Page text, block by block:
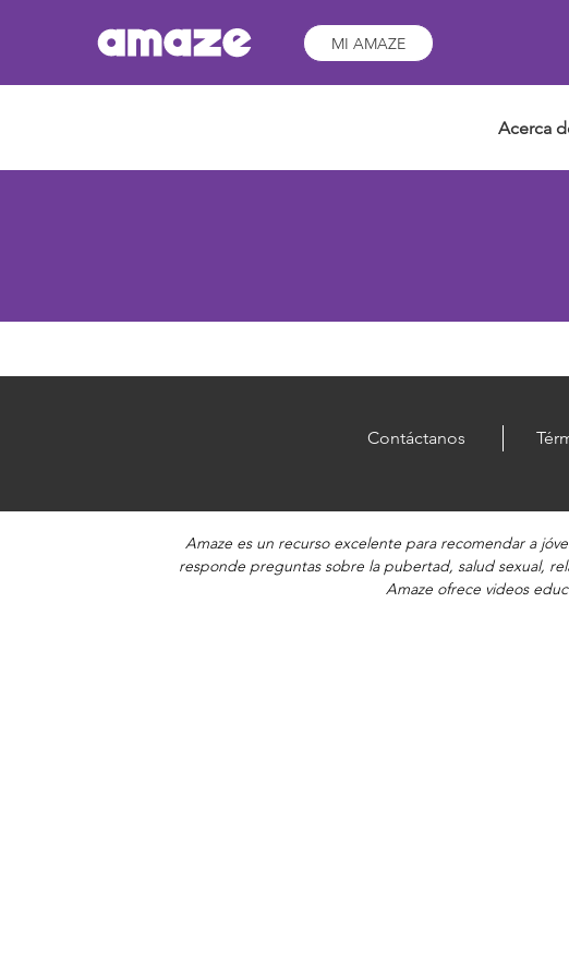
MI AMAZE
Acerca
Contáctanos
Amaze es un recurso excelente para recomendar a
responde preguntas sobre la pubertad, salud sexual,
Amaze ofrece videos